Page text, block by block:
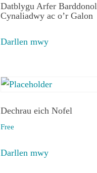
Datblygu Arfer Barddonol
Cynaliadwy ac o’r Galon
Darllen mwy
Dechrau eich Nofel
Free
Darllen mwy